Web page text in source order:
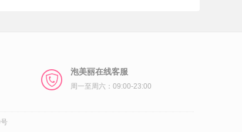
泡美丽在线客服
周一至周六：09:00-23:00